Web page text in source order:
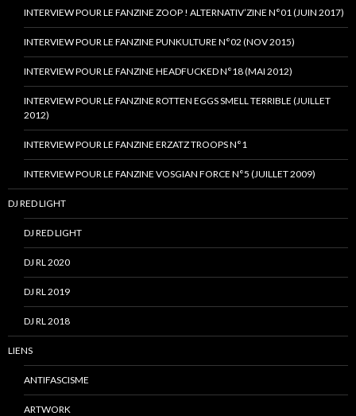
INTERVIEW POUR LE FANZINE ZOOP ! ALTERNATIV’ZINE N°01 (JUIN 2017)
INTERVIEW POUR LE FANZINE PUNKULTURE N°02 (NOV 2015)
INTERVIEW POUR LE FANZINE HEADFUCKED N°18 (MAI 2012)
INTERVIEW POUR LE FANZINE ROTTEN EGGS SMELL TERRIBLE (JUILLET
2012)
INTERVIEW POUR LE FANZINE ERZATZ TROOPS N°1
INTERVIEW POUR LE FANZINE VOSGIAN FORCE N°5 (JUILLET 2009)
DJ RED LIGHT
DJ RED LIGHT
DJ RL 2020
DJ RL 2019
DJ RL 2018
LIENS
ANTIFASCISME
ARTWORK